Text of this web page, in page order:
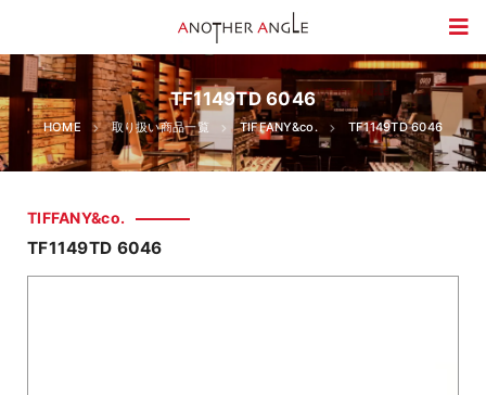
TF1149TD 6046
HOME 取り扱い商品一覧 TIFFANY&co. TF1149TD 6046
TIFFANY&co.
TF1149TD 6046